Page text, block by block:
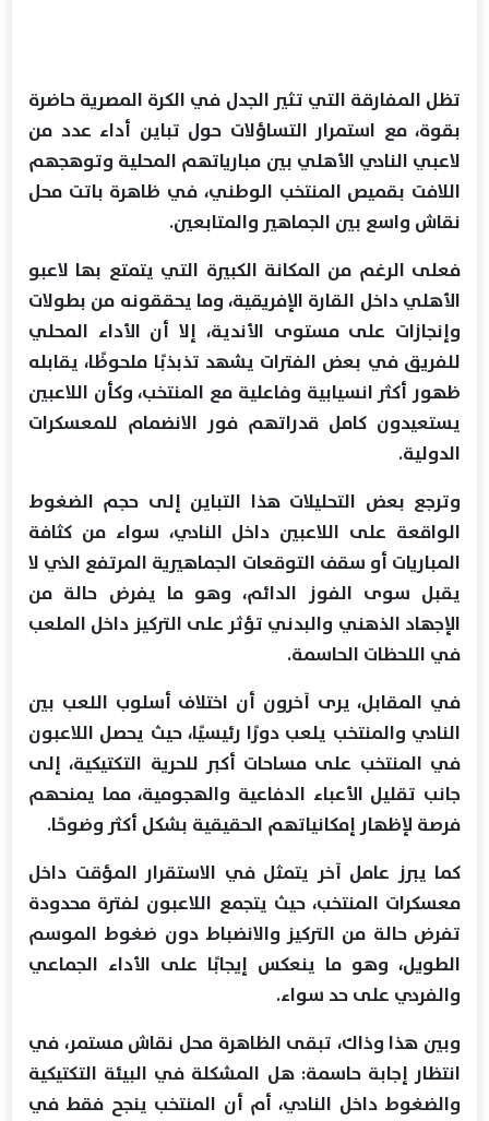
تظل المفارقة التي تثير الجدل في الكرة المصرية حاضرة
بقوة، مع استمرار التساؤلات حول تباين أداء عدد من
لاعبي النادي الأهلي بين مبارياتهم المحلية وتوهجهم
اللافت بقميص المنتخب الوطني، في ظاهرة باتت محل
نقاش واسع بين الجماهير والمتابعين.
فعلى الرغم من المكانة الكبيرة التي يتمتع بها لاعبو
الأهلي داخل القارة الإفريقية، وما يحققونه من بطولات
وإنجازات على مستوى الأندية، إلا أن الأداء المحلي
للفريق في بعض الفترات يشهد تذبذبًا ملحوظًا، يقابله
ظهور أكثر انسيابية وفاعلية مع المنتخب، وكأن اللاعبين
يستعيدون كامل قدراتهم فور الانضمام للمعسكرات
الدولية.
وترجع بعض التحليلات هذا التباين إلى حجم الضغوط
الواقعة على اللاعبين داخل النادي، سواء من كثافة
المباريات أو سقف التوقعات الجماهيرية المرتفع الذي لا
يقبل سوى الفوز الدائم، وهو ما يفرض حالة من
الإجهاد الذهني والبدني تؤثر على التركيز داخل الملعب
في اللحظات الحاسمة.
في المقابل، يرى آخرون أن اختلاف أسلوب اللعب بين
النادي والمنتخب يلعب دورًا رئيسيًا، حيث يحصل اللاعبون
في المنتخب على مساحات أكبر للحرية التكتيكية، إلى
جانب تقليل الأعباء الدفاعية والهجومية، مما يمنحهم
فرصة لإظهار إمكانياتهم الحقيقية بشكل أكثر وضوحًا.
كما يبرز عامل آخر يتمثل في الاستقرار المؤقت داخل
معسكرات المنتخب، حيث يتجمع اللاعبون لفترة محدودة
تفرض حالة من التركيز والانضباط دون ضغوط الموسم
الطويل، وهو ما ينعكس إيجابًا على الأداء الجماعي
والفردي على حد سواء.
وبين هذا وذاك، تبقى الظاهرة محل نقاش مستمر، في
انتظار إجابة حاسمة: هل المشكلة في البيئة التكتيكية
والضغوط داخل النادي، أم أن المنتخب ينجح فقط في